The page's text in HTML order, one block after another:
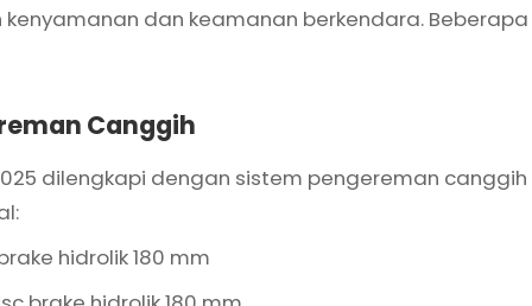
dan keamanan berkendara.
Canggih
dilengkapi dengan sistem pengereman
hidrolik 180 mm